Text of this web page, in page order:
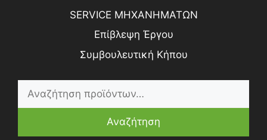
SERVICE ΜΗΧΑΝΗΜΑΤΩΝ
Επίβλεψη Έργου
Συμβουλευτική Κήπου
Αναζήτηση